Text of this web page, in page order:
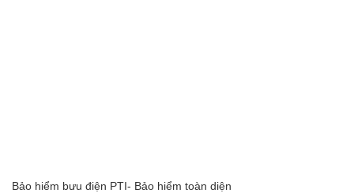
Bảo hiểm bưu điện PTI- Bảo hiểm toàn diện